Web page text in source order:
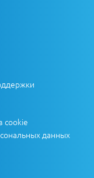
cookie
данных